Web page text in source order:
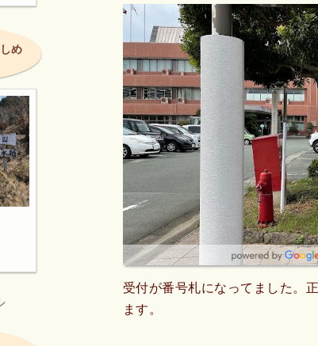
受付が番号札になってました。
ます。
め